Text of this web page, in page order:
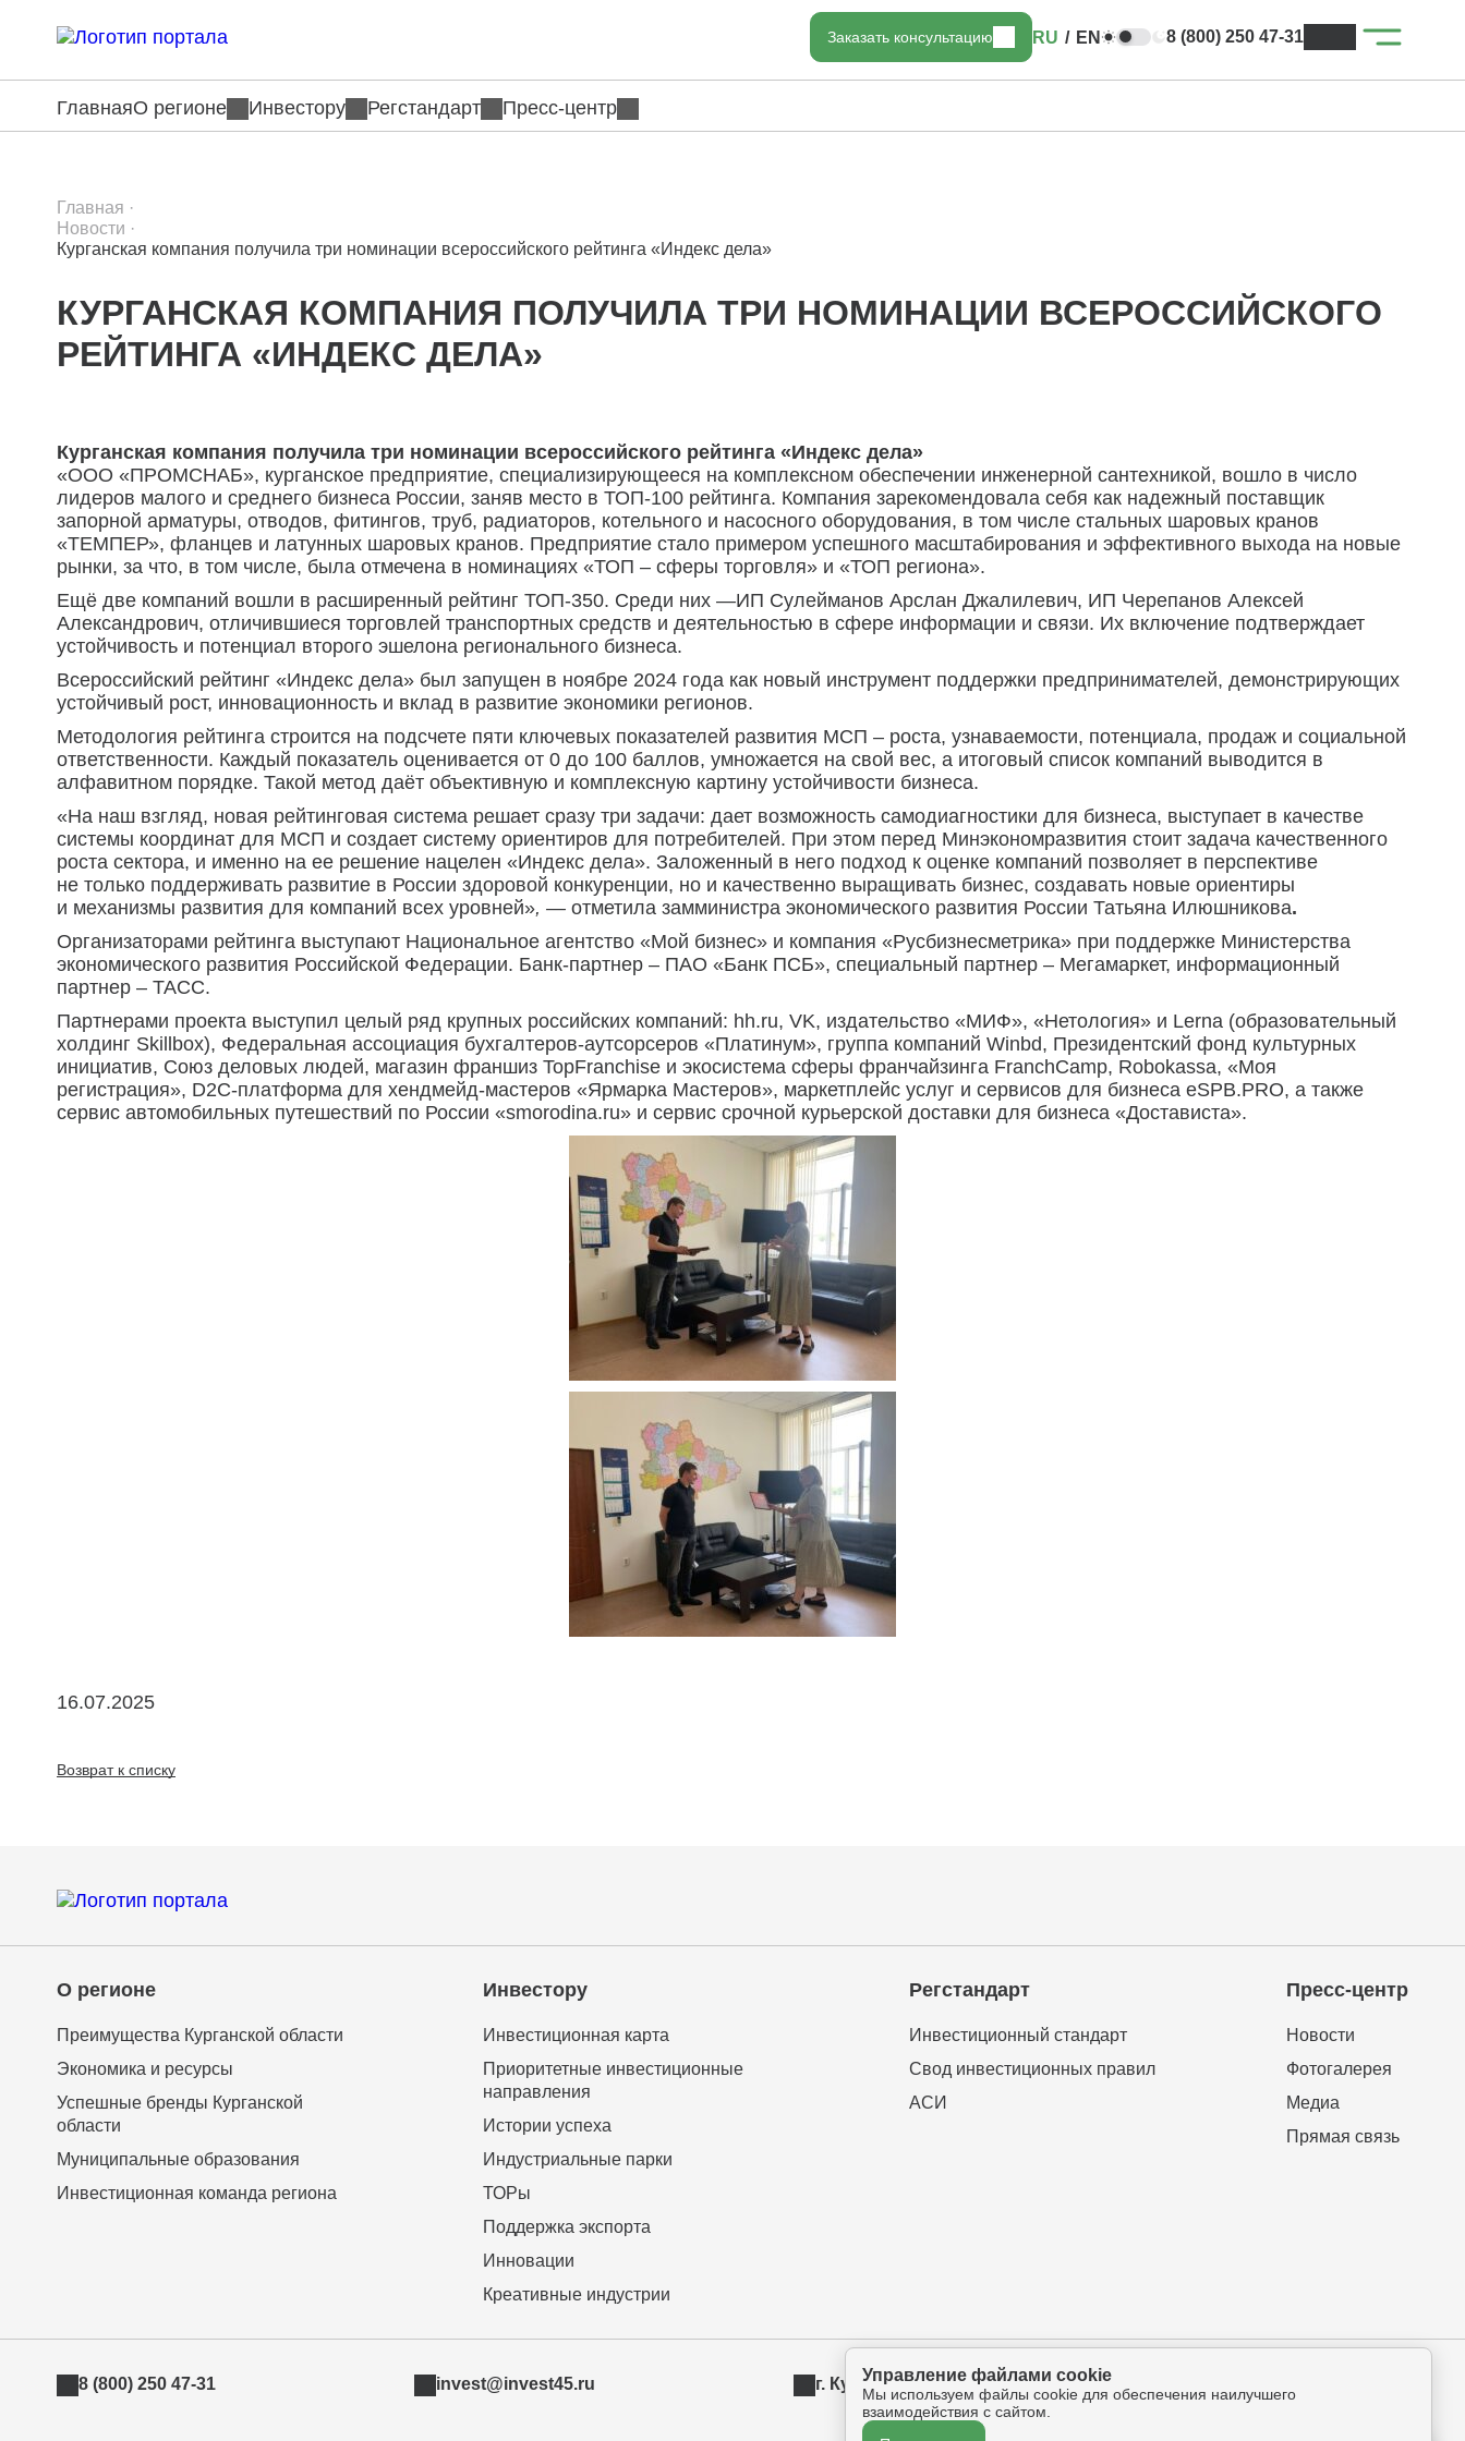
Заказать консультацию RU / EN 8 (800) 250 47-31
ГлавнаяО регионе Инвестору Регстандарт Пресс-центр
Главная ·
Новости ·
Курганская компания получила три номинации всероссийского рейтинга «Индекс дела»
КУРГАНСКАЯ КОМПАНИЯ ПОЛУЧИЛА ТРИ НОМИНАЦИИ ВСЕРОССИЙСКОГО
РЕЙТИНГА «ИНДЕКС ДЕЛА»
Курганская компания получила три номинации всероссийского рейтинга «Индекс дела»
«ООО «ПРОМСНАБ», курганское предприятие, специализирующееся на комплексном обеспечении инженерной сантехникой, вошло в число
лидеров малого и среднего бизнеса России, заняв место в ТОП-100 рейтинга. Компания зарекомендовала себя как надежный поставщик
запорной арматуры, отводов, фитингов, труб, радиаторов, котельного и насосного оборудования, в том числе стальных шаровых кранов
«ТЕМПЕР», фланцев и латунных шаровых кранов. Предприятие стало примером успешного масштабирования и эффективного выхода на новые
рынки, за что, в том числе, была отмечена в номинациях «ТОП – сферы торговля» и «ТОП региона».
Ещё две компаний вошли в расширенный рейтинг ТОП-350. Среди них —ИП Сулейманов Арслан Джалилевич, ИП Черепанов Алексей
Александрович, отличившиеся торговлей транспортных средств и деятельностью в сфере информации и связи. Их включение подтверждает
устойчивость и потенциал второго эшелона регионального бизнеса.
Всероссийский рейтинг «Индекс дела» был запущен в ноябре 2024 года как новый инструмент поддержки предпринимателей, демонстрирующих
устойчивый рост, инновационность и вклад в развитие экономики регионов.
Методология рейтинга строится на подсчете пяти ключевых показателей развития МСП – роста, узнаваемости, потенциала, продаж и социальной
ответственности. Каждый показатель оценивается от 0 до 100 баллов, умножается на свой вес, а итоговый список компаний выводится в
алфавитном порядке. Такой метод даёт объективную и комплексную картину устойчивости бизнеса.
«На наш взгляд, новая рейтинговая система решает сразу три задачи: дает возможность самодиагностики для бизнеса, выступает в качестве
системы координат для МСП и создает систему ориентиров для потребителей. При этом перед Минэкономразвития стоит задача качественного
роста сектора, и именно на ее решение нацелен «Индекс дела». Заложенный в него подход к оценке компаний позволяет в перспективе
не только поддерживать развитие в России здоровой конкуренции, но и качественно выращивать бизнес, создавать новые ориентиры
и механизмы развития для компаний всех уровней», — отметила замминистра экономического развития России Татьяна Илюшникова.
Организаторами рейтинга выступают Национальное агентство «Мой бизнес» и компания «Русбизнесметрика» при поддержке Министерства
экономического развития Российской Федерации. Банк-партнер – ПАО «Банк ПСБ», специальный партнер – Мегамаркет, информационный
партнер – ТАСС.
Партнерами проекта выступил целый ряд крупных российских компаний: hh.ru, VK, издательство «МИФ», «Нетология» и Lerna (образовательный
холдинг Skillbox), Федеральная ассоциация бухгалтеров-аутсорсеров «Платинум», группа компаний Winbd, Президентский фонд культурных
инициатив, Союз деловых людей, магазин франшиз TopFranchise и экосистема сферы франчайзинга FranchCamp, Robokassa, «Моя
регистрация», D2C-платформа для хендмейд-мастеров «Ярмарка Мастеров», маркетплейс услуг и сервисов для бизнеса eSPB.PRO, а также
сервис автомобильных путешествий по России «smorodina.ru» и сервис срочной курьерской доставки для бизнеса «Достависта».
16.07.2025
Возврат к списку
О регионе
Преимущества Курганской области
Экономика и ресурсы
Успешные бренды Курганской
области
Муниципальные образования
Инвестиционная команда региона
Инвестору
Инвестиционная карта
Приоритетные инвестиционные
направления
Истории успеха
Индустриальные парки
ТОРы
Поддержка экспорта
Инновации
Креативные индустрии
Регстандарт
Инвестиционный стандарт
Свод инвестиционных правил
АСИ
Пресс-центр
Новости
Фотогалерея
Медиа
Прямая связь
8 (800) 250 47-31 invest@invest45.ru г. Курган, ул. Бурова-Петрова 112а, оф.325
Управление файлами cookie
Мы используем файлы cookie для обеспечения наилучшего
взаимодействия с сайтом.